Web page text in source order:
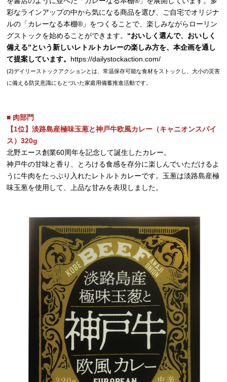
彩なラインアップの中から気になる商品を選び、ご自宅でオリジナ
ルの「カレーなる本棚®」をつくることで、楽しみながらローリン
グストックを始めることができます。 “おいしく選んで、おいしく
備える”という新しいレトルトカレーの楽しみ方を、本企画を通し
て提案しています。 https://dailystockaction.com/
(2)デイリーストックアクションとは、常温保存可能な食材をストックし、大小の災害
に備える防災意識にもとづいた家庭用備蓄推進活動です。
■ 肉部門
【1位】淡路島産極味玉葱と神戸牛欧風カレー（キャニオンスパイ
ス）320g
北野エース創業60周年を記念して誕生したカレー。
神戸牛の甘味と香り、とろける食感を存分に楽しんでいただけるよ
うに牛肉をたっぷり入れたレトルトカレーです。玉葱は淡路島産極
味玉葱を使用して、上品な甘みを表現しました。